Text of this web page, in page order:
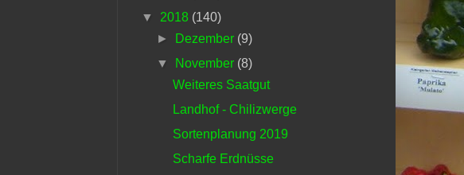
▼ 2018 (140)
►
Dezember (9)
▼
November (8)
Weiteres Saatgut
Landhof - Chilizwerge
Sortenplanung 2019
Scharfe Erdnüsse